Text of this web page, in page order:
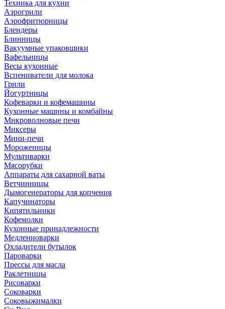
Техника для кухни
Аэрогрили
Аэрофритюрницы
Блендеры
Блинницы
Вакуумные упаковщики
Вафельницы
Весы кухонные
Вспениватели для молока
Грили
Йогуртницы
Кофеварки и кофемашины
Кухонные машины и комбайны
Микроволновые печи
Миксеры
Мини-печи
Мороженицы
Мультиварки
Мясорубки
Аппараты для сахарной ваты
Ветчинницы
Дымогенераторы для копчения
Капучинаторы
Кипятильники
Кофемолки
Кухонные принадлежности
Медленноварки
Охладители бутылок
Пароварки
Прессы для масла
Раклетницы
Рисоварки
Соковарки
Соковыжималки